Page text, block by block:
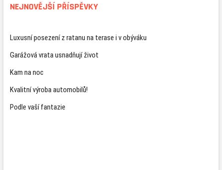
NEJNOVĚJŠÍ PŘÍSPĚVKY
Luxusní posezení z ratanu na terase i v obýváku
Garážová vrata usnadňují život
Kam na noc
Kvalitní výroba automobilů!
Podle vaší fantazie